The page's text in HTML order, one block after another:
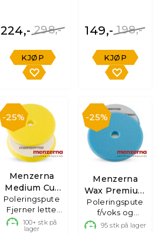
298,-
224,-
KJØP
198,-
149,-
KJØP
25%
Menzerna
Medium Cut
Standard
130/150mm
Poleringspute
Fjerner lette
riper, 1 stk
100+ stk på
lager
25%
Menzerna
Wax Premium
Pad
130/150mm
Poleringspute
f/voks og
forsegling, 1stk
95 stk på lager